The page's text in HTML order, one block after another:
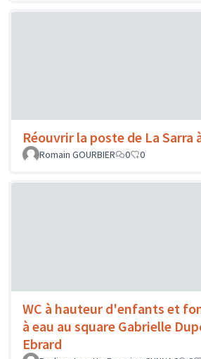
Réouvrir la poste de La Sarra
Romain GOURBIER 0 0
WC à hauteur d'enfants et
à eau au square Gabrielle
Ebrard